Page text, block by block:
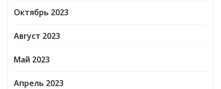
Октябрь 2023
Август 2023
Май 2023
Апрель 2023